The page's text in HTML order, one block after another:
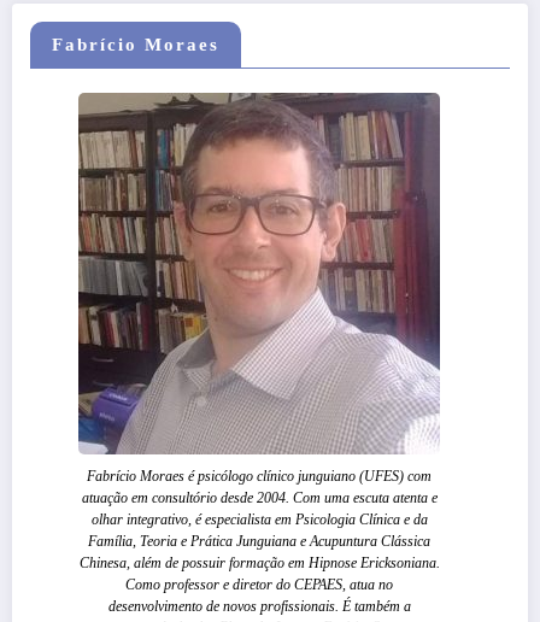
Fabrício Moraes
Fabrício Moraes é psicólogo clínico junguiano (UFES) com
atuação em consultório desde 2004. Com uma escuta atenta e
olhar integrativo, é especialista em Psicologia Clínica e da
Família, Teoria e Prática Junguiana e Acupuntura Clássica
Chinesa, além de possuir formação em Hipnose Ericksoniana.
Como professor e diretor do CEPAES, atua no
desenvolvimento de novos profissionais. É também a